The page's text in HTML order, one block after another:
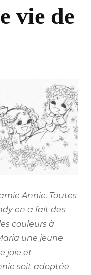
vie de
Annie. Toutes
en a fait des
couleurs à
une jeune
joie et
soit adoptée